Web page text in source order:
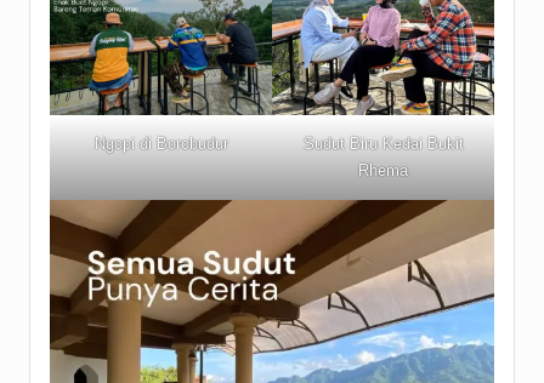
Ngopi di Borobudur
Sudut Biru Kedai Bukit
Rhema